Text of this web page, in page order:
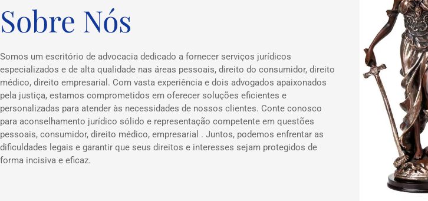
Sobre Nós
Somos um escritório de advocacia dedicado a fornecer serviços jurídicos
especializados e de alta qualidade nas áreas pessoais, direito do consumidor, direito
médico, direito empresarial. Com vasta experiência e dois advogados apaixonados
pela justiça, estamos comprometidos em oferecer soluções eficientes e
personalizadas para atender às necessidades de nossos clientes. Conte conosco
para aconselhamento jurídico sólido e representação competente em questões
pessoais, consumidor, direito médico, empresarial . Juntos, podemos enfrentar as
dificuldades legais e garantir que seus direitos e interesses sejam protegidos de
forma incisiva e eficaz.